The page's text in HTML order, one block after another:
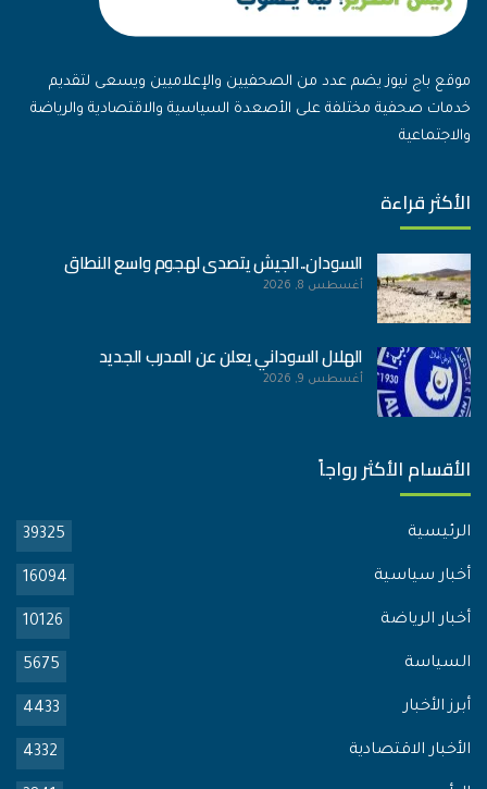
موقع باج نيوز يضم عدد من الصحفيين والإعلاميين ويسعى لتقديم
خدمات صحفية مختلفة على الأصعدة السياسية والاقتصادية والرياضة
والاجتماعية
الأكثر قراءة
السودان..الجيش يتصدى لهجوم واسع النطاق
أغسطس 8, 2026
الهلال السوداني يعلن عن المدرب الجديد
أغسطس 9, 2026
الأقسام الأكثر رواجاً
الرئيسية 39325
أخبار سياسية 16094
أخبار الرياضة 10126
السياسة 5675
أبرز الأخبار 4433
الأخبار الاقتصادية 4332